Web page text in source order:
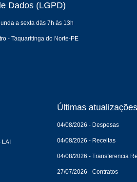
Dados (LGPD)
a sexta dàs 7h às 13h
- Taquaritinga do Norte-PE
Últimas atualizações
04/08/2026 - Despesas
04/08/2026 - Receitas
04/08/2026 - Transferencia
27/07/2026 - Contratos